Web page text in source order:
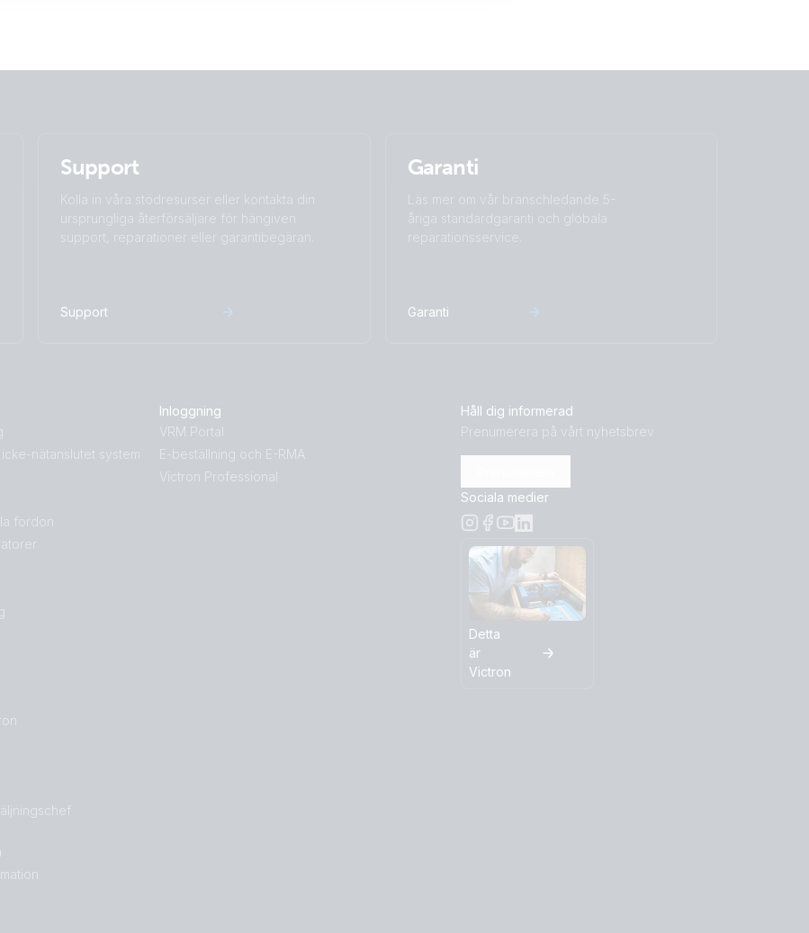
Support
Kolla in våra stödresurser eller kontakta din
ursprungliga återförsäljare för hängiven
support, reparationer eller garantibegäran.
Support
Garanti
Läs mer om vår branschledande 5-
åriga standardgaranti och globala
reparationsservice.
Garanti
nätanslutet system
fordon
Inloggning
VRM Portal
E-beställning och E-RMA
Victron Professional
Håll dig informerad
Prenumerera på vårt nyhetsbrev
Sociala medier
Detta
är
Victron